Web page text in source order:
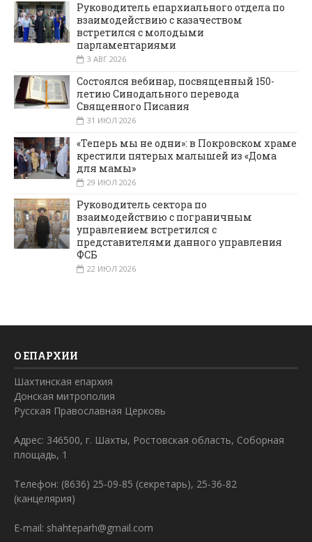
Руководитель епархиального отдела по
взаимодействию с казачеством
встретился с молодыми
парламентариями
3 АВГ 2026
Состоялся вебинар, посвященный 150-
летию Синодального перевода
Священного Писания
31 ИЮЛ 2026
«Теперь мы не одни»: в Покровском храме
крестили пятерых малышей из «Дома
для мамы»
29 ИЮЛ 2026
Руководитель сектора по
взаимодействию с пограничным
управлением встретился с
представителями данного управления
ФСБ
22 ИЮЛ 2026
О ЕПАРХИИ
Шахтинская епархия
Донская митрополия
Русская Православная Церковь
Адрес: 346500, г. Шахты, Ростовская область, Соборная
площадь, 1
Телефон: (8636) 25-09-85 (секретарь), 25-36-82
(канцелярия)
E-mail: shahteparh@gmail.com